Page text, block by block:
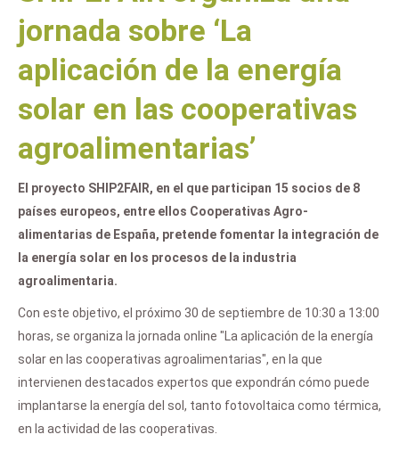
jornada sobre ‘La
aplicación de la energía
solar en las cooperativas
agroalimentarias’
El proyecto SHIP2FAIR, en el que participan 15 socios de 8
países europeos, entre ellos Cooperativas Agro-
alimentarias de España, pretende fomentar la integración de
la energía solar en los procesos de la industria
agroalimentaria.
Con este objetivo, el próximo 30 de septiembre de 10:30 a 13:00
horas, se organiza la jornada online "La aplicación de la energía
solar en las cooperativas agroalimentarias", en la que
intervienen destacados expertos que expondrán cómo puede
implantarse la energía del sol, tanto fotovoltaica como térmica,
en la actividad de las cooperativas.